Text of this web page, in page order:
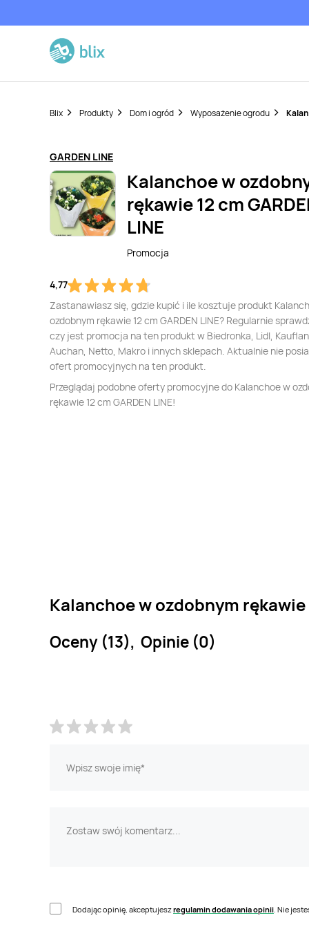
Blix Produkty Dom i ogród Wyposażenie ogrodu
GARDEN LINE
Kalanchoe w
rękawie 12 cm
LINE
Promocja
4,77
Zastanawiasz się, gdzie kupić i ile kosztuje produkt
ozdobnym rękawie 12 cm GARDEN LINE? Regularnie
czy jest promocja na ten produkt w Biedronka, Lidl,
Auchan, Netto, Makro i innych sklepach. Aktualnie nie
ofert promocyjnych na ten produkt.
Przeglądaj podobne oferty promocyjne do Kalanchoe w
rękawie 12 cm GARDEN LINE!
Kalanchoe w ozdobnym
Oceny (13), Opinie (0)
Dodając opinię, akceptujeszregulamin dodawania opinii . Nie